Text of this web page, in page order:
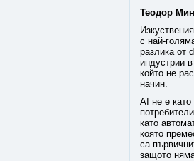
Теодор
с най-
разлика от
индустрии
който не
начин.
AI не е
като
която
са
защото